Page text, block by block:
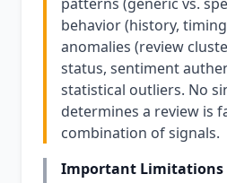
behavior (history,
anomalies (review
status, sentiment
statistical outliers. No
determines a review is
combination of signals.
Important Limitations